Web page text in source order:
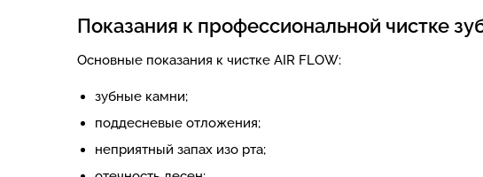
Показания к профессиональной чистке
Основные показания к чистке AIR FLOW:
зубные камни;
поддесневые отложения;
неприятный запах изо рта;